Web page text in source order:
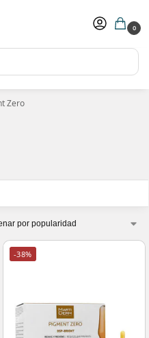
0
-30%
(compras superiores a 150€)
Zero
-38%